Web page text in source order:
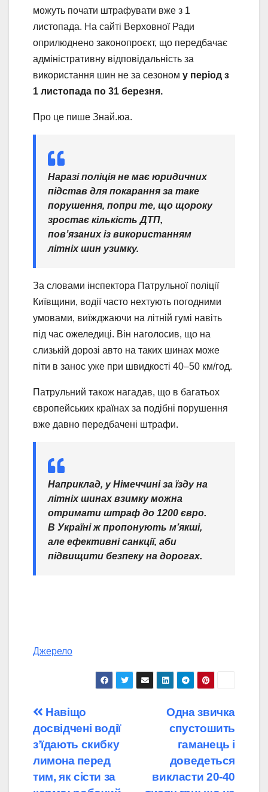
можуть почати штрафувати вже з 1
листопада. На сайті Верховної Ради
оприлюднено законопроєкт, що передбачає
адміністративну відповідальність за
використання шин не за сезоном у період з
1 листопада по 31 березня.
Про це пише Знай.юа.
Наразі поліція не має юридичних
підстав для покарання за таке
порушення, попри те, що щороку
зростає кількість ДТП,
пов’язаних із використанням
літніх шин узимку.
За словами інспектора Патрульної поліції
Київщини, водії часто нехтують погодними
умовами, виїжджаючи на літній гумі навіть
під час ожеледиці. Він наголосив, що на
слизькій дорозі авто на таких шинах може
піти в занос уже при швидкості 40–50 км/год.
Патрульний також нагадав, що в багатьох
європейських країнах за подібні порушення
вже давно передбачені штрафи.
Наприклад, у Німеччині за їзду на
літніх шинах взимку можна
отримати штраф до 1200 євро.
В Україні ж пропонують м’якші,
але ефективні санкції, аби
підвищити безпеку на дорогах.
Джерело
Навігація
записів
Одна звичка
спустошить
гаманець і
доведеться
викласти 20-40
Навіщо
досвідчені водії
зʼїдають скибку
лимона перед
тим, як сісти за